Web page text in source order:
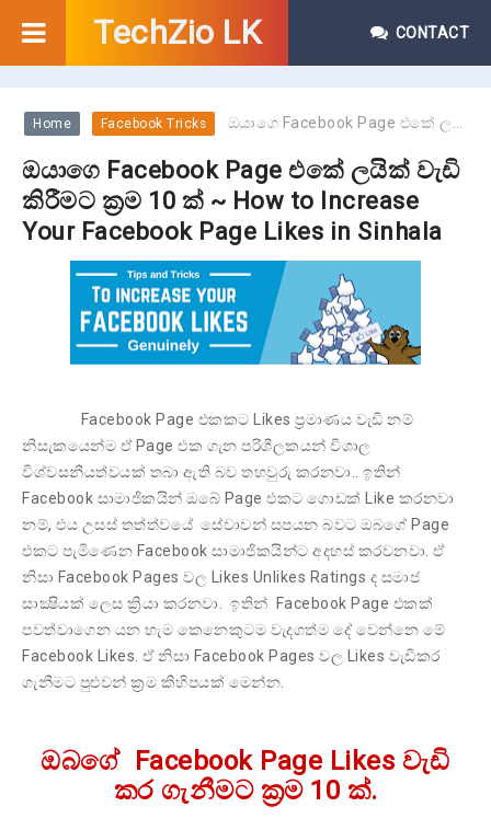
TechZio LK CONTACT
Home Facebook Tricks ඔයාගෙ Facebook Page එකේ ලයික් වැඩි කිරීමට ක්‍රම 10 ක් ~ How to Increase Your Facebook Page Likes in Sinhala
ඔයාගෙ Facebook Page එකේ ලයික් වැඩි
කිරීමට ක්‍රම 10 ක් ~ How to Increase
Your Facebook Page Likes in Sinhala
Facebook Page එකකට Likes ප්‍රමාණය වැඩි නම්
නිසැකයෙන්ම ඒ Page එක ගැන පරිශීලකයන් විශාල
විශ්වසනීයත්වයක් තබා ඇති බව තහවුරු කරනවා.. ඉතින්
Facebook සාමාජිකයින් ඔබේ Page එකට ගොඩක් Like කරනවා
නම්, එය උසස් තත්ත්වයේ සේවාවන් සපයන බවට ඔබගේ Page
එකට පැමිණෙන Facebook සාමාජිකයින්ට අදහස් කරවනවා. ඒ
නිසා Facebook Pages වල Likes Unlikes Ratings ද සමාජ
සාක්‍ෂියක් ලෙස ක්‍රියා කරනවා. ඉතින් Facebook Page එකක්
පවත්වාගෙන යන හැම කෙනෙකුටම වැදගත්ම දේ වෙන්නෙ මේ
Facebook Likes. ඒ නිසා Facebook Pages වල Likes වැඩිකර
ගැනීමට පුළුවන් ක්‍රම කිහිපයක් මෙන්න.
ඔබගේ Facebook Page Likes වැඩි
කර ගැනීමට ක්‍රම 10 ක්.